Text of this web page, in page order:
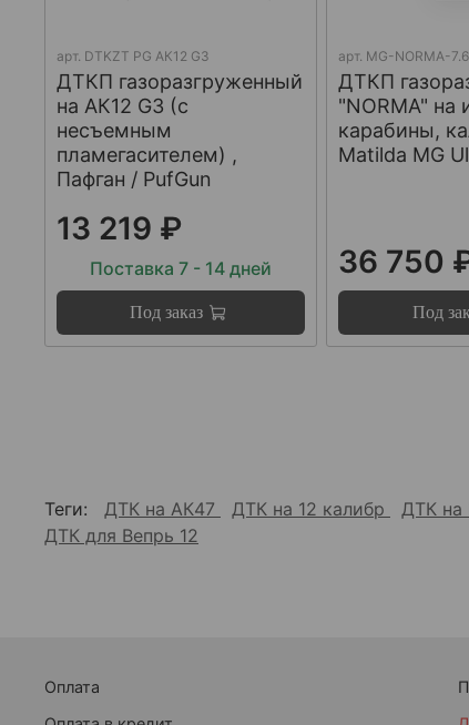
арт. DTKZT PG АК12 G3
ДТКП газоразгруженный
на АК12 G3 (с
несъемным
пламегасителем) ,
Пафган / PufGun
13 219 ₽
Поставка 7 - 14 дней
Под заказ
арт. MG-NORMA-
ДТКП
"NORMA" на
карабины,
Matilda MG
36 750
Под
Теги: ДТК на АК47 ДТК на 12 калибр ДТК на
ДТК для Вепрь 12
Оплата